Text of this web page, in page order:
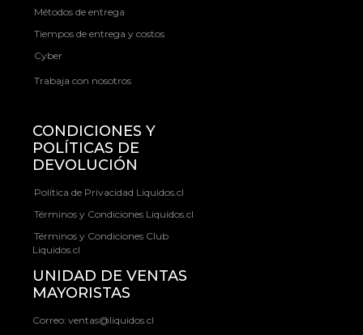
Métodos de entrega
Tiempos de entrega y costos
Cyber
Trabaja con nosotros
CONDICIONES Y
POLÍTICAS DE
DEVOLUCIÓN
Política de Privacidad Liquidos.cl
Términos y Condiciones Liquidos.cl
Términos y Condiciones Club
Liquidos.cl
UNIDAD DE VENTAS
MAYORISTAS
Correo: ventas@liquidos.cl